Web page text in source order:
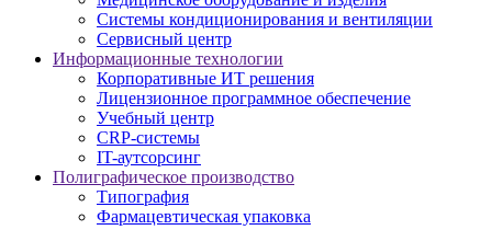
Системы кондиционирования и вентиляции
Сервисный центр
Информационные технологии
Корпоративные ИТ решения
Лицензионное программное обеспечение
Учебный центр
CRP-системы
IT-аутсорсинг
Полиграфическое производство
Типография
Фармацевтическая упаковка